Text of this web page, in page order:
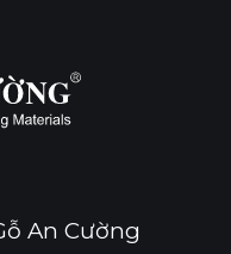
An Cường